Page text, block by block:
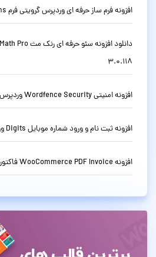
افزونه فرم ساز حرفه ای وردپرس گرویتی فرم Gravity Forms نسخه 3.0.0
3.0.118
افزونه امنیتی Wordfence Security وردپرس نسخه 8.1.4
افزونه ثبت نام و ورود شماره موبایل Digits وردپرس نسخه 9.2
افزونه WooCommerce PDF Invoice فاکتور ووکامرس نسخه 5.1.2